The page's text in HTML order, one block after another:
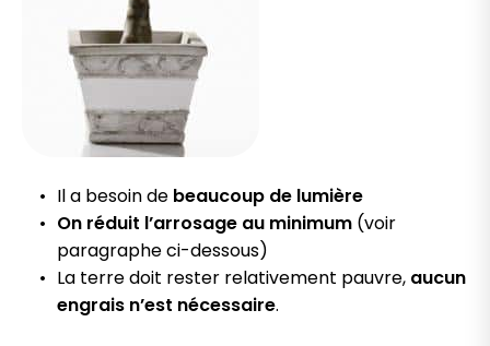
Il a besoin de beaucoup de lumière
On réduit l’arrosage au minimum (voir
paragraphe ci-dessous)
La terre doit rester relativement pauvre, aucun
engrais n’est nécessaire.